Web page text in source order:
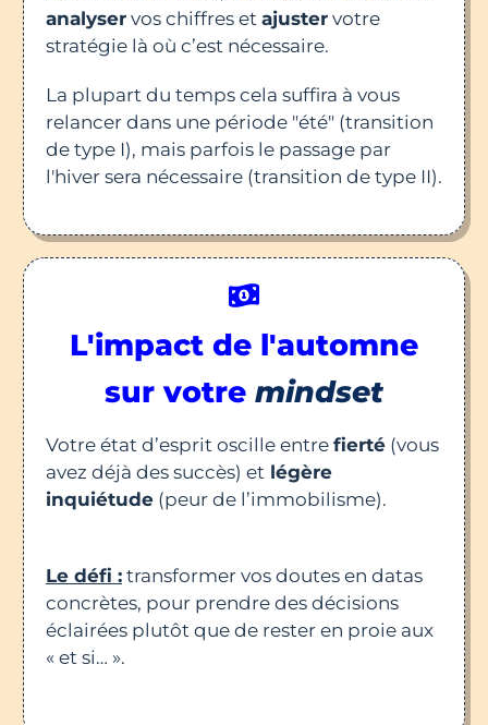
analyser vos chiffres et ajuster votre
stratégie là où c’est nécessaire.
La plupart du temps cela suffira à vous
relancer dans une période "été" (transition
de type I), mais parfois le passage par
l'hiver sera nécessaire (transition de type II).
L'impact de l'automne
sur votre mindset
Votre état d’esprit oscille entre fierté (vous
avez déjà des succès) et légère
inquiétude (peur de l’immobilisme).
Le défi : transformer vos doutes en datas
concrètes, pour prendre des décisions
éclairées plutôt que de rester en proie aux
« et si… ».